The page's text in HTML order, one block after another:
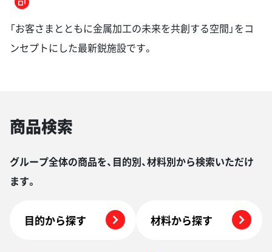
「お客さまとともに金属加工の未来を共創する空間」をコ
ンセプトにした最新鋭施設です。
商品検索
グループ全体の商品を、目的別、材料別から検索いただけ
ます。
目的から探す 材料から探す